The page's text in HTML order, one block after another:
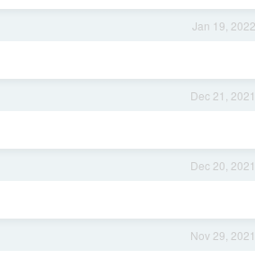
Jan 19, 2022
Dec 21, 2021
Dec 20, 2021
Nov 29, 2021